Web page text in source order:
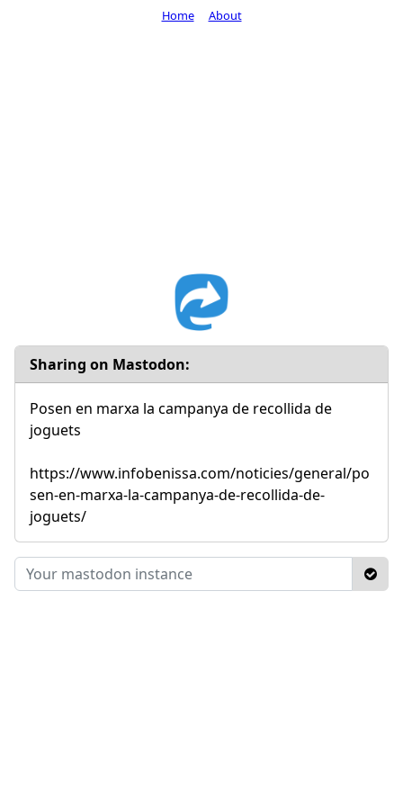
Sharing on Mastodon:
Posen en marxa la campanya de recollida de
joguets
https://www.infobenissa.com/noticies/general/po
sen-en-marxa-la-campanya-de-recollida-de-
joguets/
Home About